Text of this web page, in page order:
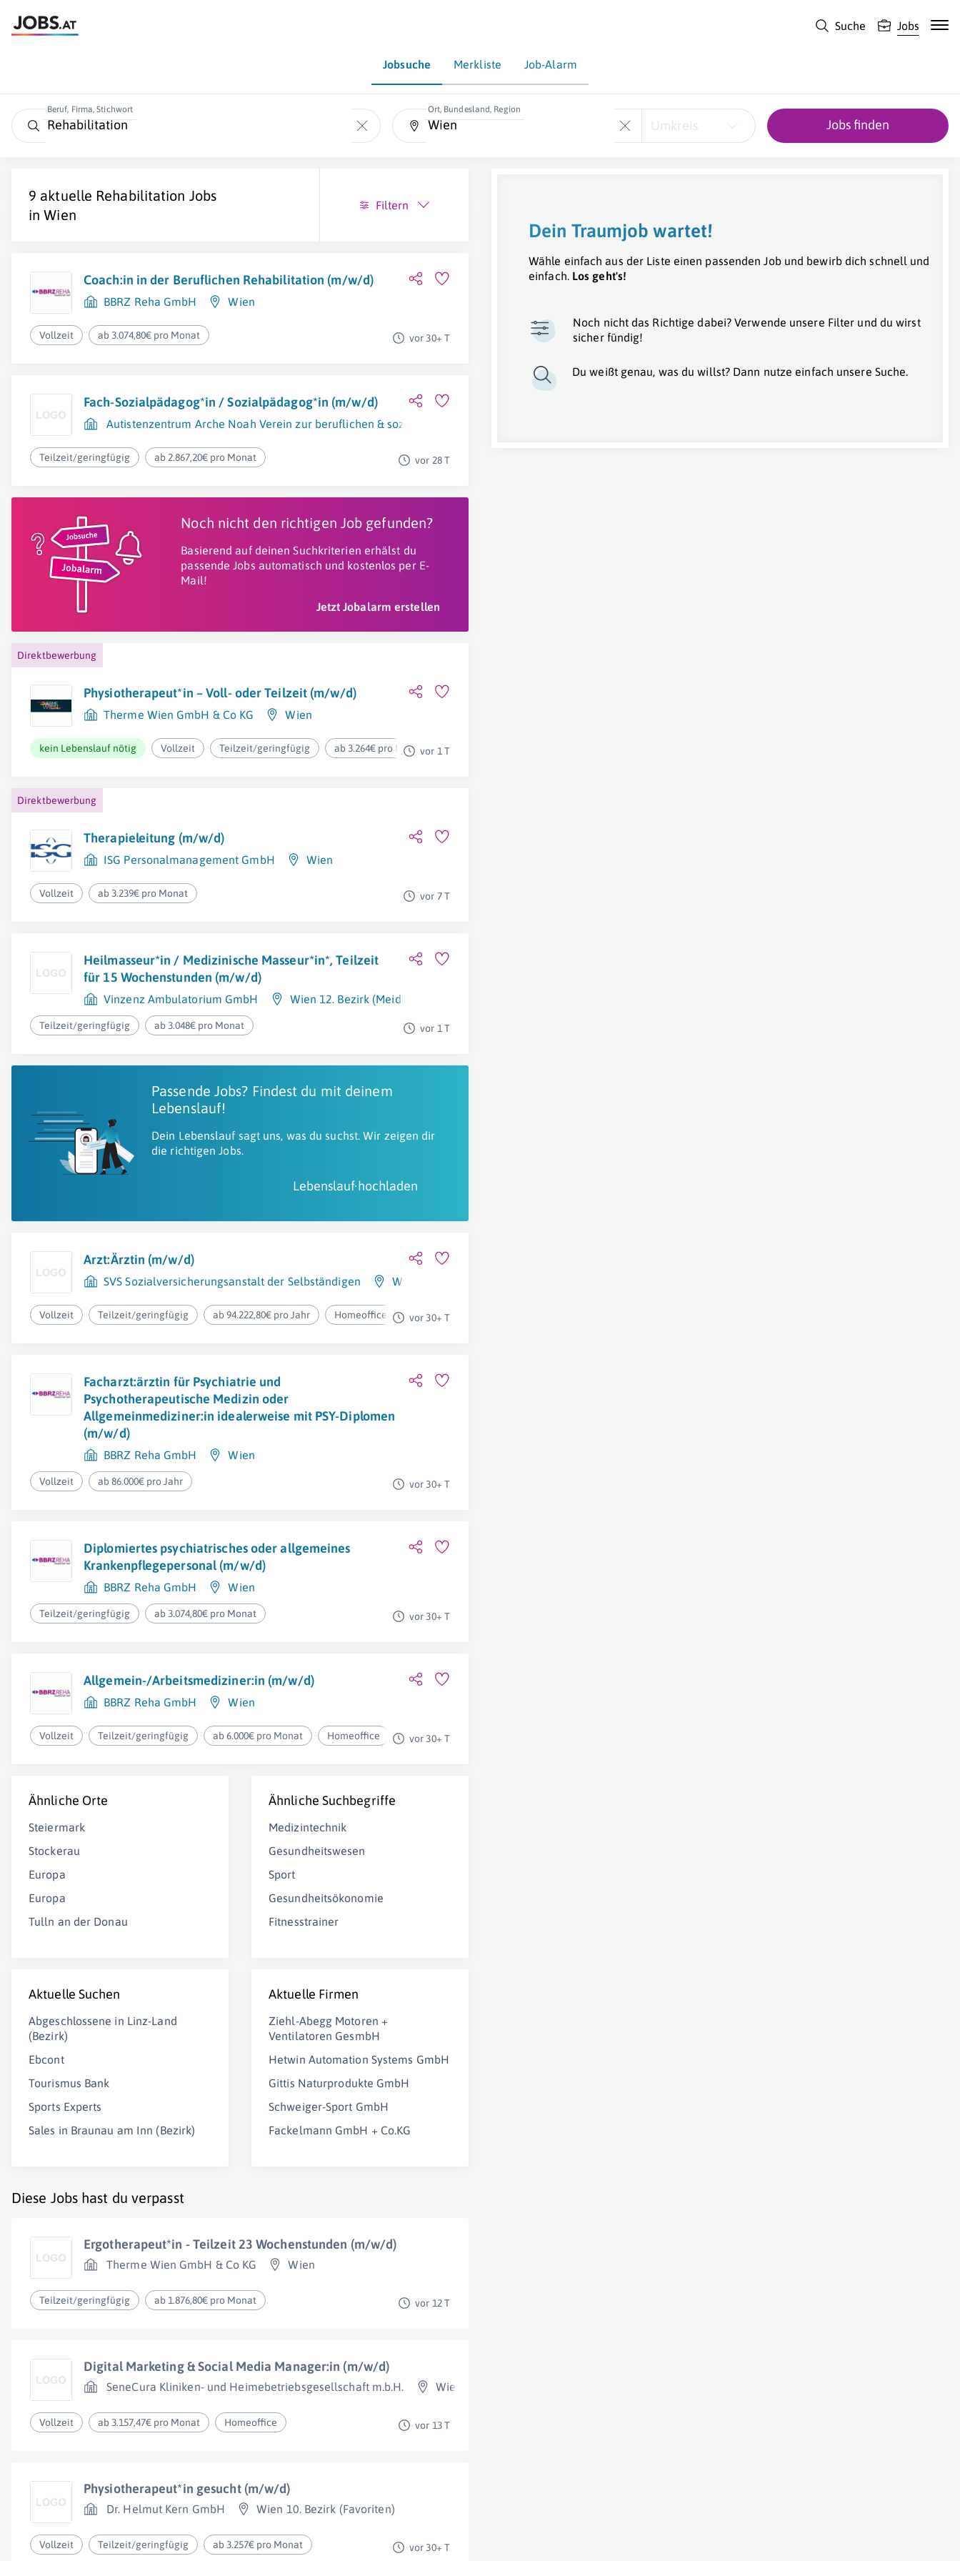
Suche Jobs
Jobsuche Merkliste Job-Alarm
Beruf, Firma, Stichwort Ort, Bundesland, Region
Umkreis Jobs finden
9 aktuelle Rehabilitation Jobs
inWien
Filtern
Coach:in in der Beruflichen Rehabilitation (m/w/d)
BBRZ Reha GmbH Wien
Vollzeit ab 3.074,80€ pro Monat vor 30+ T
Fach-Sozialpädagog*in / Sozialpädagog*in (m/w/d)
Autistenzentrum Arche Noah Verein zur beruflichen & soz. Rehabilitation & Integration von Autisten
Teilzeit/geringfügig ab 2.867,20€ pro Monat vor 28 T
Noch nicht den richtigen Job gefunden?
Basierend auf deinen Suchkriterien erhälst du
passende Jobs automatisch und kostenlos per E-
Mail!
Jetzt Jobalarm erstellen
Direktbewerbung
Physiotherapeut*in – Voll- oder Teilzeit (m/w/d)
Therme Wien GmbH & Co KG Wien
kein Lebenslauf nötig Vollzeit Teilzeit/geringfügig ab 3.264€ pro Monatvor 1 T
Direktbewerbung
Therapieleitung (m/w/d)
ISG Personalmanagement GmbH Wien
Vollzeit ab 3.239€ pro Monat vor 7 T
Heilmasseur*in / Medizinische Masseur*in*, Teilzeit
für 15 Wochenstunden (m/w/d)
Vinzenz Ambulatorium GmbH Wien 12. Bezirk (Meidling)
Teilzeit/geringfügig ab 3.048€ pro Monat vor 1 T
Passende Jobs? Findest du mit deinem
Lebenslauf!
Dein Lebenslauf sagt uns, was du suchst. Wir zeigen dir
die richtigen Jobs.
Lebenslauf hochladen
Arzt:Ärztin (m/w/d)
SVS Sozialversicherungsanstalt der Selbständigen Wien
Vollzeit Teilzeit/geringfügig ab 94.222,80€ pro Jahr Homeoffice vor 30+ T
Facharzt:ärztin für Psychiatrie und
Psychotherapeutische Medizin oder
Allgemeinmediziner:in idealerweise mit PSY-Diplomen
(m/w/d)
BBRZ Reha GmbH Wien
Vollzeit ab 86.000€ pro Jahr vor 30+ T
Diplomiertes psychiatrisches oder allgemeines
Krankenpflegepersonal (m/w/d)
BBRZ Reha GmbH Wien
Teilzeit/geringfügig ab 3.074,80€ pro Monat vor 30+ T
Allgemein-/Arbeitsmediziner:in (m/w/d)
BBRZ Reha GmbH Wien
Vollzeit Teilzeit/geringfügig ab 6.000€ pro Monat Homeoffice vor 30+ T
Ähnliche Orte
Steiermark
Stockerau
Europa
Europa
Tulln an der Donau
Ähnliche Suchbegriffe
Medizintechnik
Gesundheitswesen
Sport
Gesundheitsökonomie
Fitnesstrainer
Aktuelle Suchen
Abgeschlossene in Linz-Land
(Bezirk)
Ebcont
Tourismus Bank
Sports Experts
Sales in Braunau am Inn (Bezirk)
Aktuelle Firmen
Ziehl-Abegg Motoren +
Ventilatoren GesmbH
Hetwin Automation Systems GmbH
Gittis Naturprodukte GmbH
Schweiger-Sport GmbH
Fackelmann GmbH + Co.KG
Diese Jobs hast du verpasst
Ergotherapeut*in - Teilzeit 23 Wochenstunden (m/w/d)
Therme Wien GmbH & Co KG Wien
Teilzeit/geringfügig ab 1.876,80€ pro Monat vor 12 T
Digital Marketing & Social Media Manager:in (m/w/d)
SeneCura Kliniken- und Heimebetriebsgesellschaft m.b.H. Wien
Vollzeit ab 3.157,47€ pro Monat Homeoffice vor 13 T
Physiotherapeut*in gesucht (m/w/d)
Dr. Helmut Kern GmbH Wien 10. Bezirk (Favoriten)
Vollzeit Teilzeit/geringfügig ab 3.257€ pro Monat vor 30+ T
Dein Traumjob wartet!
Wähle einfach aus der Liste einen passenden Job und bewirb dich schnell und
einfach. Los geht's!
Noch nicht das Richtige dabei? Verwende unsere Filter und du wirst
sicher fündig!
Du weißt genau, was du willst? Dann nutze einfach unsere Suche.